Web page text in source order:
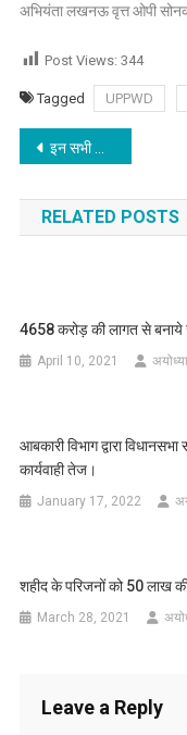
अभियंता लखनऊ वृत्त ओपी
Post Views: 344
Tagged UPPWD
Post
navigation
इन सभी जिलों में बाढ़ का खतरा,मुख्यमंत्री ने दिए अलर्ट रहने के निर्देश
RELATED POSTS
4658 करोड़ की लागत से
April 10, 2021
आबकारी विभाग द्वारा
कार्यवाही तेज।
January 17, 2022
शहीद के परिजनों को 50 लाख
March 28, 2021
Leave a Reply